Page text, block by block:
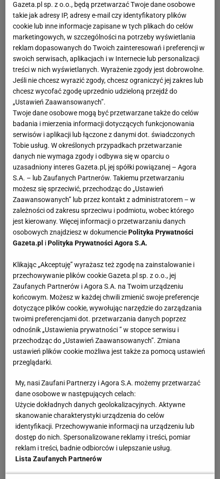
chciałbym porozmawiać o problemach śląskiego
tenisa. Chyba jednak przykro, że mało kto w Polsce
zdaje sobie sprawę z tego sukcesu. Czy w
jakikolwiek sposób może przełożyć się na realia
dotyczącego tego sportu? Jakie są bolączki?
Dariusz Łukaszewski, prezes Śląskiego Związku
tenisową ligę męską Bytom jest dominatorem. W
ostatnich ośmiu latach siedem razy zdobywał tytuł
mistrzowski a raz trzecie miejsce. Kobiety też
spisują się świetnie, w tym okresie wygrywały
trzykrotnie. Chciałbym, że ten sukces przekładał się
na większe zainteresowanie. Ale mam wielki żal do
organizatora rozgrywek czyli Polskiego Związku
Gazeta.pl sp. z o.o., będą przetwarzać Twoje dane osobowe
takie jak adresy IP, adresy e-mail czy identyfikatory plików
cookie lub inne informacje zapisane w tych plikach do celów
marketingowych, w szczególności na potrzeby wyświetlania
reklam dopasowanych do Twoich zainteresowań i preferencji w
swoich serwisach, aplikacjach i w Internecie lub personalizacji
treści w nich wyświetlanych. Wyrażenie zgody jest dobrowolne.
Jeśli nie chcesz wyrazić zgody, chcesz ograniczyć jej zakres lub
chcesz wycofać zgodę uprzednio udzieloną przejdź do
„Ustawień Zaawansowanych”.
Twoje dane osobowe mogą być przetwarzane także do celów
badania i mierzenia informacji dotyczących funkcjonowania
serwisów i aplikacji lub łączone z danymi dot. świadczonych
Tobie usług. W określonych przypadkach przetwarzanie
danych nie wymaga zgody i odbywa się w oparciu o
uzasadniony interes Gazeta.pl, jej spółki powiązanej – Agora
S.A. – lub Zaufanych Partnerów. Takiemu przetwarzaniu
możesz się sprzeciwić, przechodząc do „Ustawień
Zaawansowanych” lub przez kontakt z administratorem – w
zależności od zakresu sprzeciwu i podmiotu, wobec którego
jest kierowany. Więcej informacji o przetwarzaniu danych
osobowych znajdziesz w dokumenciePolityka Prywatności
Gazeta.pl iPolityka Prywatności Agora S.A.
Klikając „Akceptuję” wyrażasz też zgodę na zainstalowanie i
przechowywanie plików cookie Gazeta.pl sp. z o.o., jej
Zaufanych Partnerów i Agora S.A. na Twoim urządzeniu
końcowym. Możesz w każdej chwili zmienić swoje preferencje
dotyczące plików cookie, wywołując narzędzie do zarządzania
twoimi preferencjami dot. przetwarzania danych poprzez
odnośnik „Ustawienia prywatności ” w stopce serwisu i
przechodząc do „Ustawień Zaawansowanych”. Zmiana
ustawień plików cookie możliwa jest także za pomocą ustawień
przeglądarki.
My, nasi Zaufani Partnerzy i Agora S.A. możemy przetwarzać
dane osobowe w następujących celach:
Użycie dokładnych danych geolokalizacyjnych. Aktywne
skanowanie charakterystyki urządzenia do celów
identyfikacji. Przechowywanie informacji na urządzeniu lub
dostęp do nich. Spersonalizowane reklamy i treści, pomiar
reklam i treści, badnie odbiorców i ulepszanie usług.
Lista Zaufanych Partnerów